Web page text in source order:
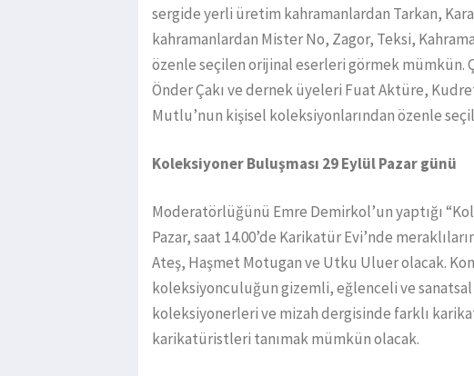
sergide yerli üretim kahramanlardan Tarkan,
kahramanlardan Mister No, Zagor, Teksi,
özenle seçilen orijinal eserleri görmek mümkün.
Önder Çakı ve dernek üyeleri Fuat Aktüre, Kudret
Mutlu’nun kişisel koleksiyonlarından özenle
Koleksiyoner Buluşması 29 Eylül Pazar günü
Moderatörlüğünü Emre Demirkol’un yaptığı
Pazar, saat 14.00’de Karikatür Evi’nde
Ateş, Haşmet Motugan ve Utku Uluer olacak.
koleksiyonculuğun gizemli, eğlenceli ve
koleksiyonerleri ve mizah dergisinde farklı
karikatüristleri tanımak mümkün olacak.